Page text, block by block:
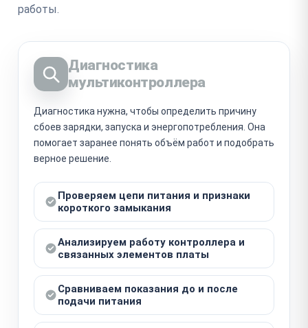
работы.
Диагностика
мультиконтроллера
Диагностика нужна, чтобы определить причину
сбоев зарядки, запуска и энергопотребления. Она
помогает заранее понять объём работ и подобрать
верное решение.
Проверяем цепи питания и признаки
короткого замыкания
Анализируем работу контроллера и
связанных элементов платы
Сравниваем показания до и после
подачи питания